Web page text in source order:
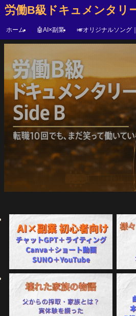
労働B級ドキュメンタリ
ホーム 🤖AI×副業 🎺オリジナルソング